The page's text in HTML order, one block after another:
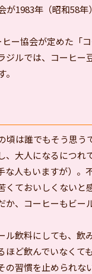
1983年（昭和58年
ー協会が定めた「
ルでは、コーヒー
は誰でもそう思う
大人になるにつれ
人もいますが）。
くておいしくないと
、コーヒーもビー
飲料にしても、飲
ど飲んでいなくて
習慣を止められな